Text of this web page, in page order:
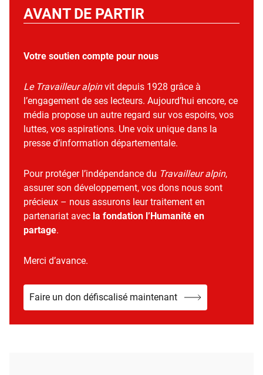
AVANT DE PARTIR
Votre soutien compte pour nous
Le Travailleur alpinvit depuis 1928 grâce à
l’engagement de ses lecteurs. Aujourd’hui encore, ce
média propose un autre regard sur vos espoirs, vos
luttes, vos aspirations. Une voix unique dans la
presse d’information départementale.
Pour protéger l’indépendance du Travailleur alpin,
assurer son développement, vos dons nous sont
précieux – nous assurons leur traitement en
partenariat avec la fondation l’Humanité en
partage.
Merci d’avance.
Faire un don défiscalisé maintenant